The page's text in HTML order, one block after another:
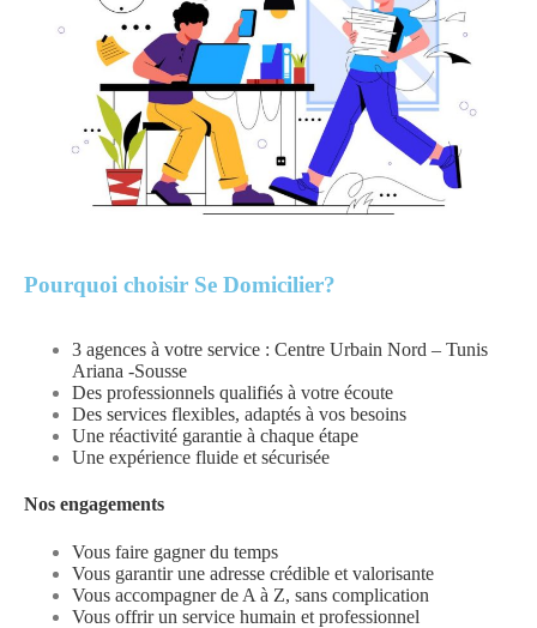
Pourquoi choisir Se Domicilier?
3 agences à votre service : Centre Urbain Nord – Tunis
Ariana -Sousse
Des professionnels qualifiés à votre écoute
Des services flexibles, adaptés à vos besoins
Une réactivité garantie à chaque étape
Une expérience fluide et sécurisée
Nos engagements
Vous faire gagner du temps
Vous garantir une adresse crédible et valorisante
Vous accompagner de A à Z, sans complication
Vous offrir un service humain et professionnel